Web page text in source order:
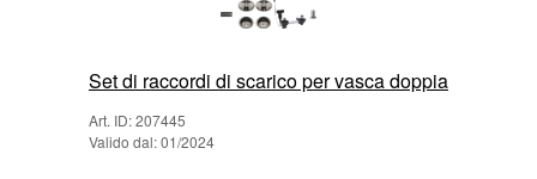
Set di raccordi di scarico per vasca doppia
Art. ID: 207445
Valido dal: 01/2024